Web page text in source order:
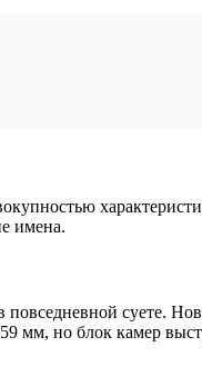
имена.
суете.
мм, но блок камер